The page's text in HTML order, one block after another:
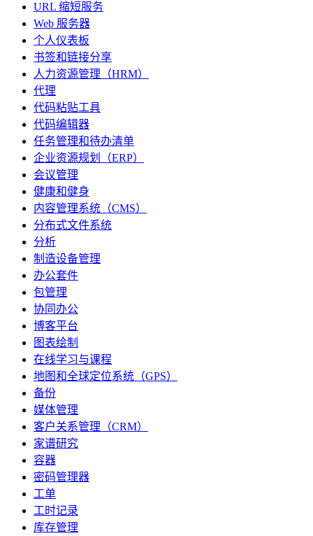
URL 缩短服务
Web 服务器
个人仪表板
书签和链接分享
人力资源管理（HRM）
代理
代码粘贴工具
代码编辑器
任务管理和待办清单
企业资源规划（ERP）
会议管理
健康和健身
内容管理系统（CMS）
分布式文件系统
分析
制造设备管理
办公套件
包管理
协同办公
博客平台
图表绘制
在线学习与课程
地图和全球定位系统（GPS）
备份
媒体管理
客户关系管理（CRM）
家谱研究
容器
密码管理器
工单
工时记录
库存管理